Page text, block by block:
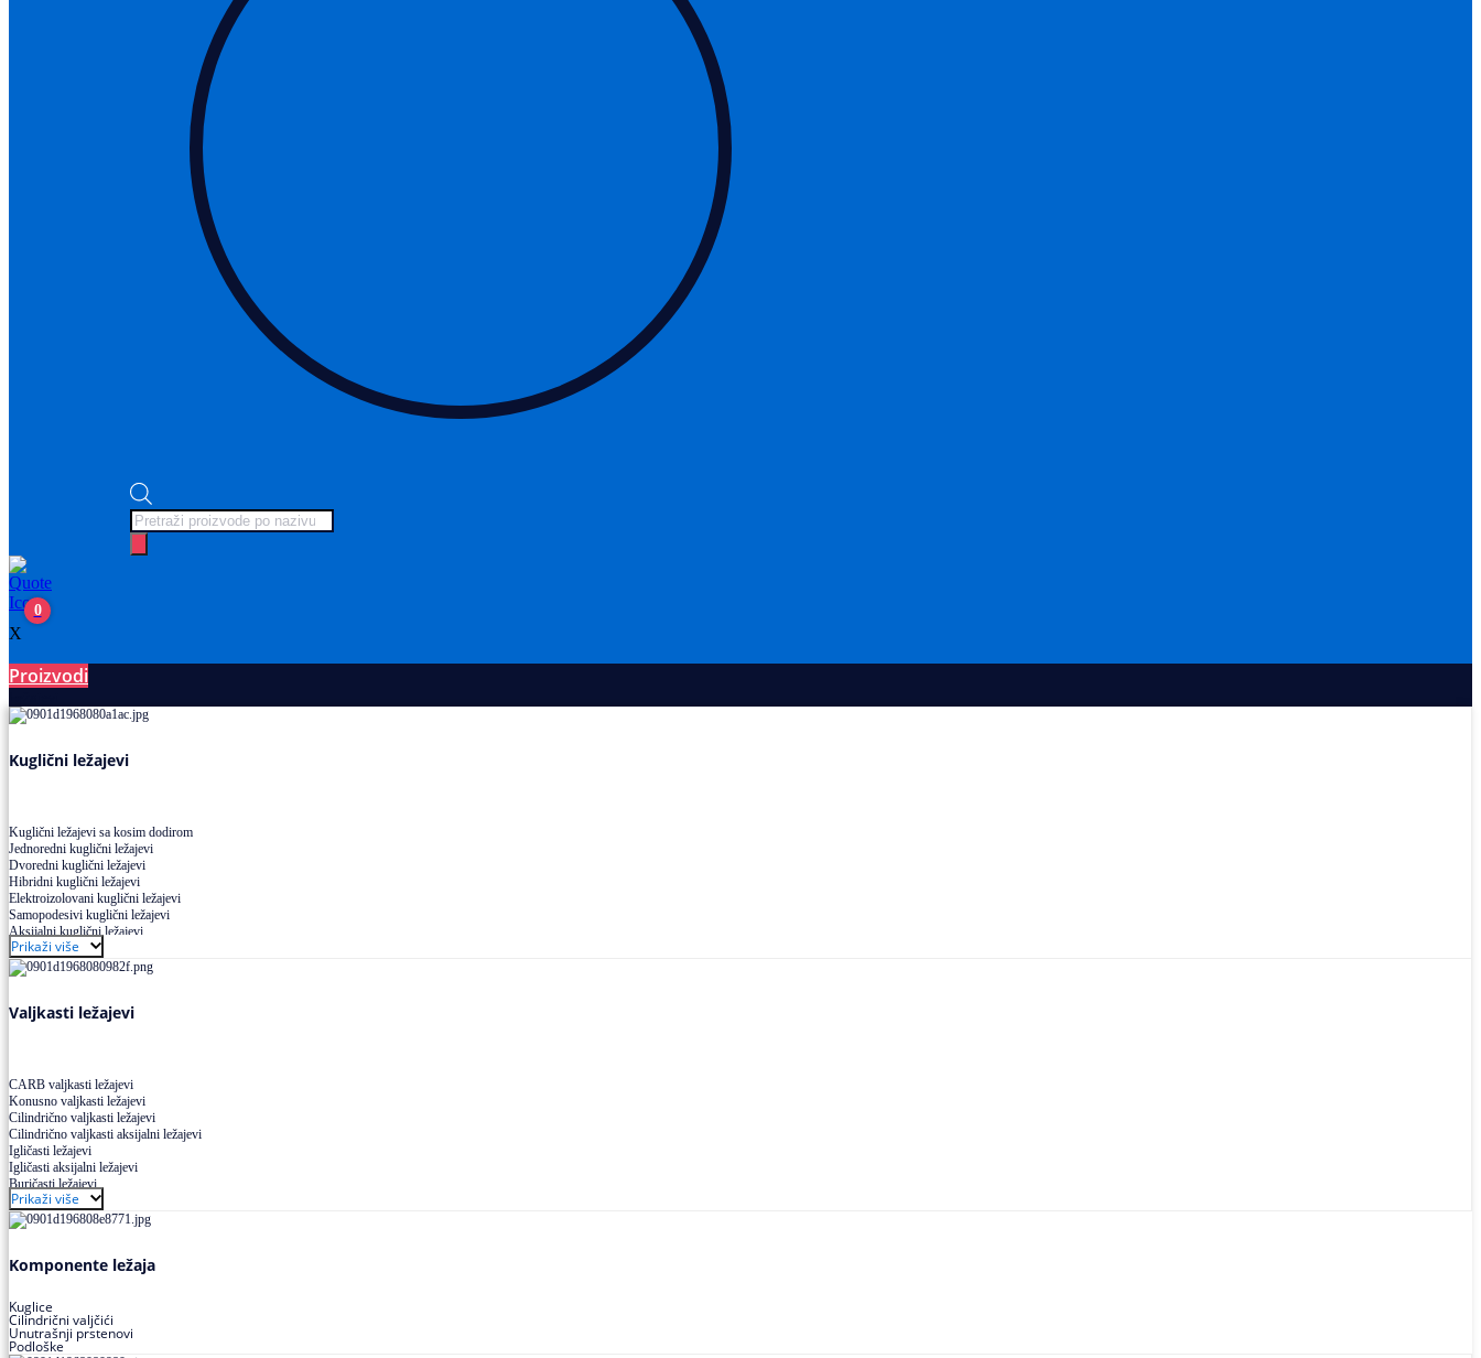
Products
search
0
X
Proizvodi
Kuglični ležajevi
Kuglični ležajevi sa kosim dodirom
Jednoredni kuglični ležajevi
Dvoredni kuglični ležajevi
Hibridni kuglični ležajevi
Elektroizolovani kuglični ležajevi
Samopodesivi kuglični ležajevi
Aksijalni kuglični ležajevi
Kuglični ležajevi od nerđajućeg čelika
Prikaži više
Valjkasti ležajevi
CARB valjkasti ležajevi
Konusno valjkasti ležajevi
Cilindrično valjkasti ležajevi
Cilindrično valjkasti aksijalni ležajevi
Igličasti ležajevi
Igličasti aksijalni ležajevi
Buričasti ležajevi
Buričasti zaptiveni ležajevi
Buričasti aksijalni ležajevi
Prikaži više
Komponente ležaja
Kuglice
Cilindrični valjčići
Unutrašnji prstenovi
Podloške